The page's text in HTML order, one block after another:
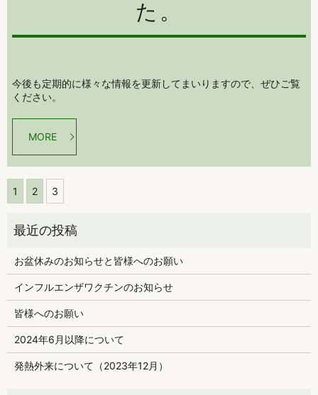
た。
今後も定期的に様々な情報を更新してまいりますので、ぜひご覧
ください。
MORE
1 2 3
お盆休みのお知らせと皆様へのお願い
インフルエンザワクチンのお知らせ
皆様へのお願い
2024年6月以降について
発熱外来について（2023年12月）